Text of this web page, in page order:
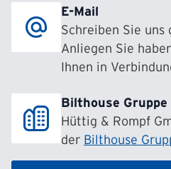
E-Mail
Schreiben Sie uns
Anliegen Sie
Ihnen in
Bilthouse Gruppe
Hüttig & Rompf
der Bilthouse